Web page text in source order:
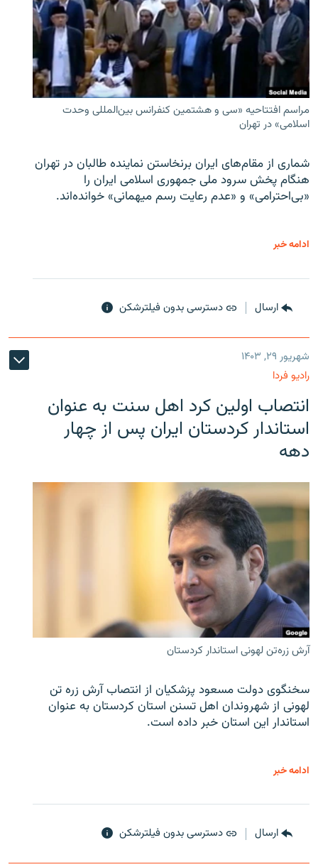
مراسم افتتاحیه «سی و هشتمین کنفرانس بین‌المللی وحدت
اسلامی» در تهران
شماری از مقام‌های ایران برنخاستن نماینده طالبان در تهران
هنگام پخش سرود ملی جمهوری اسلامی ایران را
«بی‌احترامی» و «عدم رعایت رسم میهمانی» خوانده‌اند.
ادامه خبر
ارسال دسترسی بدون فیلترشکن
شهریور ۲۹, ۱۴۰۳
رادیو فردا
انتصاب اولین کرد اهل سنت به عنوان
استاندار کردستان ایران پس از چهار
دهه
آرش زره‌تن لهونی استاندار کردستان
سخنگوی دولت مسعود پزشکیان از انتصاب آرش زره تن
لهونی از شهروندان اهل تسنن استان کردستان به عنوان
استاندار این استان خبر داده است.
ادامه خبر
ارسال دسترسی بدون فیلترشکن